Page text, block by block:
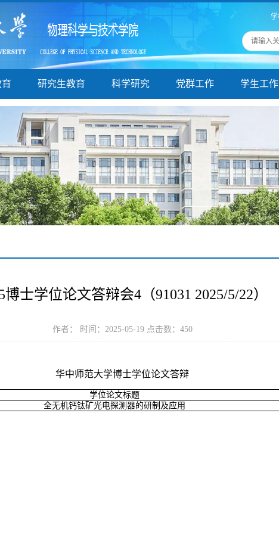
学
研究生教育 科学研究 党群工作 学生工作
博士学位论文答辩会4（91031 2025/5/22）
作者： 时间：2025-05-19 点击数： 450
华中师范大学博士学位论文答辩
学位论文标题
全无机钙钛矿光电探测器的研制及应用